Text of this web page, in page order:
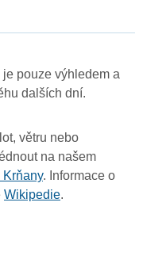
pouze výhledem a
dalších dní.
větru nebo
na našem
Krňany. Informace o
Wikipedie.